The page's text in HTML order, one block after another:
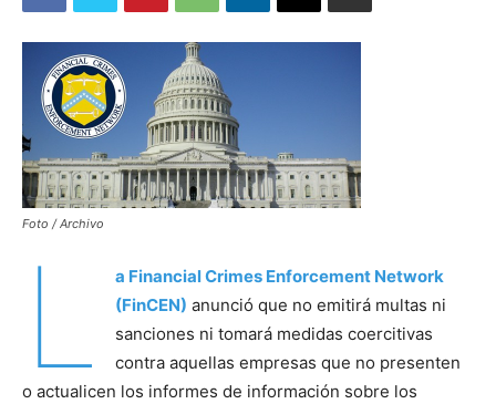
Foto / Archivo
L
a Financial Crimes Enforcement Network
(FinCEN) anunció que no emitirá multas ni
sanciones ni tomará medidas coercitivas
contra aquellas empresas que no presenten
o actualicen los informes de información sobre los